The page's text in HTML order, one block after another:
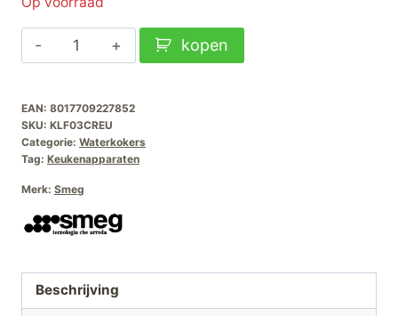
Smeg
Waterkoker
aantal
kopen
EAN: 8017709227852
SKU: KLF03CREU
Categorie: Waterkokers
Tag: Keukenapparaten
Merk: Smeg
Beschrijving